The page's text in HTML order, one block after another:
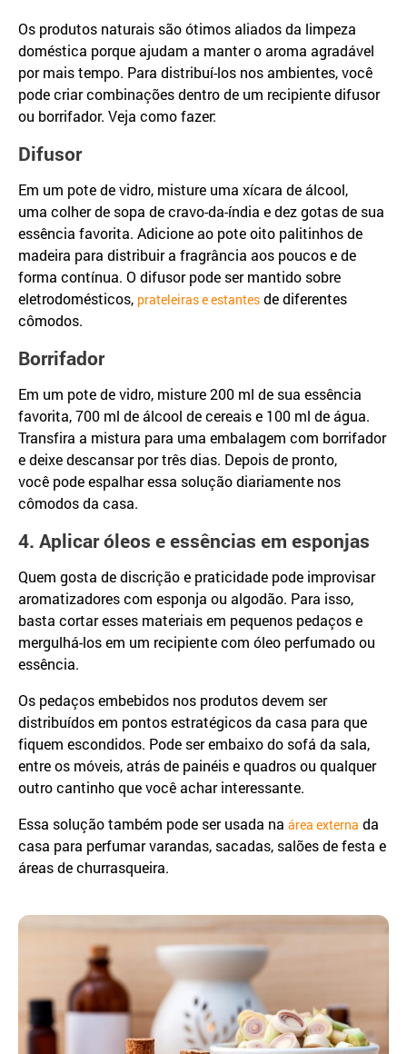
Os produtos naturais são ótimos aliados da limpeza
doméstica porque ajudam a manter o aroma agradável
por mais tempo. Para distribuí-los nos ambientes, você
pode criar combinações dentro de um recipiente difusor
ou borrifador. Veja como fazer:
Difusor
Em um pote de vidro, misture uma xícara de álcool,
uma colher de sopa de cravo-da-índia e dez gotas de sua
essência favorita. Adicione ao pote oito palitinhos de
madeira para distribuir a fragrância aos poucos e de
forma contínua. O difusor pode ser mantido sobre
eletrodomésticos, prateleiras e estantes de diferentes
cômodos.
Borrifador
Em um pote de vidro, misture 200 ml de sua essência
favorita, 700 ml de álcool de cereais e 100 ml de água.
Transfira a mistura para uma embalagem com borrifador
e deixe descansar por três dias. Depois de pronto,
você pode espalhar essa solução diariamente nos
cômodos da casa.
4. Aplicar óleos e essências em esponjas
Quem gosta de discrição e praticidade pode improvisar
aromatizadores com esponja ou algodão. Para isso,
basta cortar esses materiais em pequenos pedaços e
mergulhá-los em um recipiente com óleo perfumado ou
essência.
Os pedaços embebidos nos produtos devem ser
distribuídos em pontos estratégicos da casa para que
fiquem escondidos. Pode ser embaixo do sofá da sala,
entre os móveis, atrás de painéis e quadros ou qualquer
outro cantinho que você achar interessante.
Essa solução também pode ser usada na área externa da
casa para perfumar varandas, sacadas, salões de festa e
áreas de churrasqueira.